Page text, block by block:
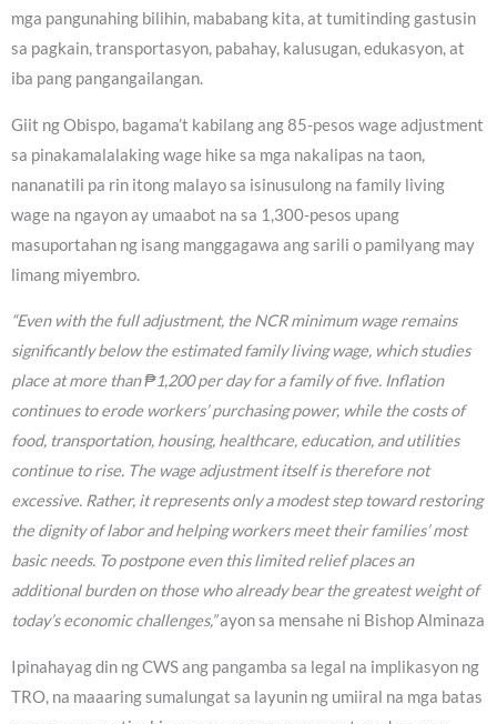
mga pangunahing bilihin, mababang kita, at tumitinding gastusin
sa pagkain, transportasyon, pabahay, kalusugan, edukasyon, at
iba pang pangangailangan.
Giit ng Obispo, bagama’t kabilang ang 85-pesos wage adjustment
sa pinakamalalaking wage hike sa mga nakalipas na taon,
nananatili pa rin itong malayo sa isinusulong na family living
wage na ngayon ay umaabot na sa 1,300-pesos upang
masuportahan ng isang manggagawa ang sarili o pamilyang may
limang miyembro.
“Even with the full adjustment, the NCR minimum wage remains
significantly below the estimated family living wage, which studies
place at more than ₱1,200 per day for a family of five. Inflation
continues to erode workers’ purchasing power, while the costs of
food, transportation, housing, healthcare, education, and utilities
continue to rise. The wage adjustment itself is therefore not
excessive. Rather, it represents only a modest step toward restoring
the dignity of labor and helping workers meet their families’ most
basic needs. To postpone even this limited relief places an
additional burden on those who already bear the greatest weight of
today’s economic challenges,”ayon sa mensahe ni Bishop Alminaza
Ipinahayag din ng CWS ang pangamba sa legal na implikasyon ng
TRO, na maaaring sumalungat sa layunin ng umiiral na mga batas